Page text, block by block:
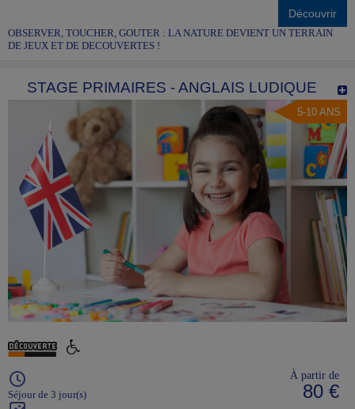
Découvrir
OBSERVER, TOUCHER, GOUTER : LA NATURE DEVIENT UN TERRAIN
DE JEUX ET DE DECOUVERTES !
STAGE PRIMAIRES - ANGLAIS LUDIQUE
5-10 ANS
Séjour de 3 jour(s)
À partir de
80 €